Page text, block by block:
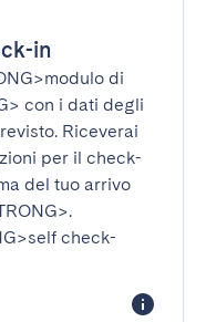
in
di
con i dati degli
Riceverai
per il check-
del tuo arrivo
.
check-